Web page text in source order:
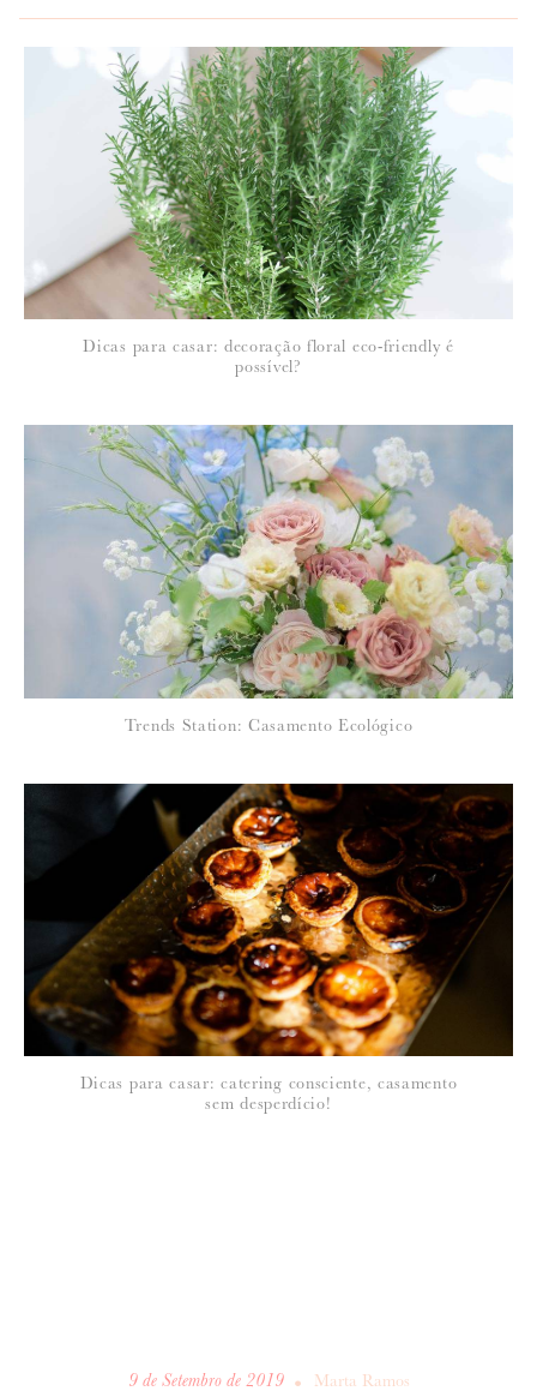
Dicas para casar: decoração floral eco-friendly é
possível?
Trends Station: Casamento Ecológico
Dicas para casar: catering consciente, casamento
sem desperdício!
9 de Setembro de 2019 • Marta Ramos